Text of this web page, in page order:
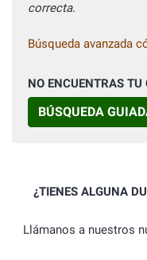
correcta.
Búsqueda avanzada
NO ENCUENTRAS TU
BÚSQUEDA
¿TIENES ALGUNA
Llámanos a nuestros